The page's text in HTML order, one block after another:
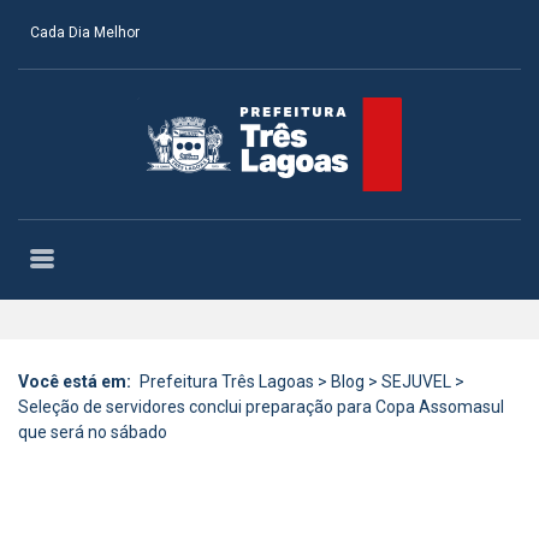
Cada Dia Melhor
Você está em: Prefeitura Três Lagoas > Blog > SEJUVEL >
Seleção de servidores conclui preparação para Copa Assomasul
que será no sábado